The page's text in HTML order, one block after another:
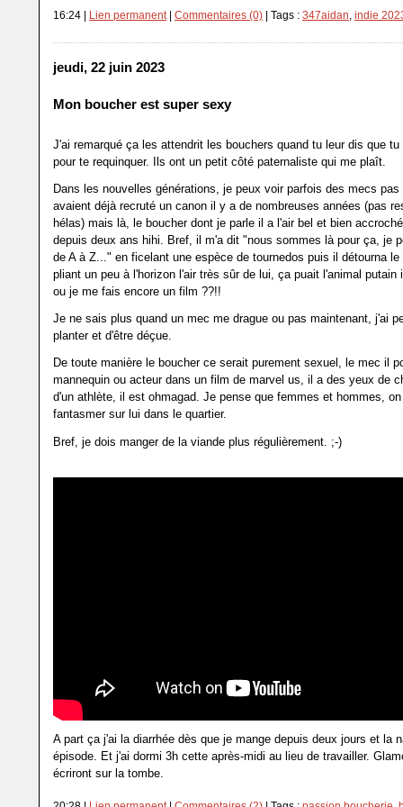
16:24 | Lien permanent | Commentaires (0) | Tags : 347aidan indie
jeudi, 22 juin 2023
Mon boucher est super sexy
J'ai remarqué ça les attendrit les bouchers quand tu leur dis que
pour te requinquer. Ils ont un petit côté paternaliste qui me plaît.
Dans les nouvelles générations, je peux voir parfois des mecs
avaient déjà recruté un canon il y a de nombreuses années (pas
hélas) mais là, le boucher dont je parle il a l'air bel et bien
depuis deux ans hihi. Bref, il m'a dit "nous sommes là pour ça, je
de A à Z..." en ficelant une espèce de tournedos puis il détourna le
pliant un peu à l'horizon l'air très sûr de lui, ça puait l'animal putain
ou je me fais encore un film ??!!
Je ne sais plus quand un mec me drague ou pas maintenant, j'ai
planter et d'être déçue.
De toute manière le boucher ce serait purement sexuel, le mec il
mannequin ou acteur dans un film de marvel us, il a des yeux de
d'un athlète, il est ohmagad. Je pense que femmes et hommes,
fantasmer sur lui dans le quartier.
Bref, je dois manger de la viande plus régulièrement. ;-)
A part ça j'ai la diarrhée dès que je mange depuis deux jours et la
épisode. Et j'ai dormi 3h cette après-midi au lieu de travailler.
écriront sur la tombe.